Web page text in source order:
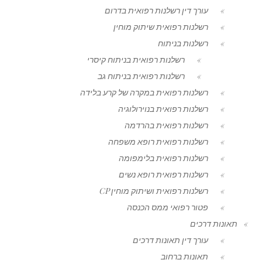
עורך דין רשלנות רפואית בדרום
רשלנות רפואית שיתוק מוחין
רשלנות בניתוח
רשלנות רפואית בניתוח קיסרי
רשלנות רפואית בניתוח גב
רשלנות רפואית במקרה של קרע בלידה
רשלנות רפואית בנוירולוגיה
רשלנות רפואית בהרדמה
רשלנות רפואית רופא משפחה
רשלנות רפואית בלימפומה
רשלנות רפואית רופא נשים
רשלנות רפואית ושיתוק מוחין CP
פטור רפואי ממס הכנסה
תאונות דרכים
עורך דין תאונות דרכים
תאונות ברחוב